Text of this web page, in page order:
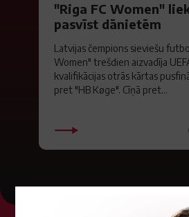
"Riga FC Women"
pasvīst dānietēm
Latvijas čempions sieviešu
Women" trešdien aizvadīja
kvalifikācijas otrās kārtas
pret "HB Køge". Cīņā pret...